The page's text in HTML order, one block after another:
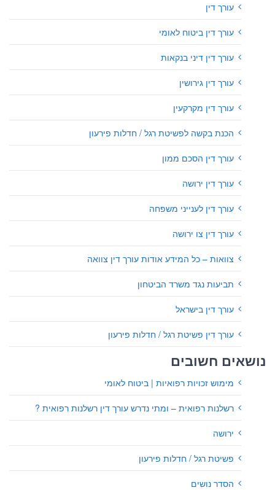
עורך דין
עורך דין ביטוח לאומי
עורך דין דיני בנקאות
עורך דין גירושין
עורך דין מקרקעין
הכנת בקשה לפשיטת רגל / חדלות פירעון
עורך דין הסכם ממון
עורך דין ירושה
עורך דין לענייני משפחה
עורך דין צו ירושה
צוואות – כל המידע אודות עורך דין צוואה
תביעות נגד משרד הביטחון
עורך דין בישראל
עורך דין פשיטת רגל / חדלות פירעון
נושאים חשובים
מימוש זכויות רפואיות | ביטוח לאומי
רשלנות רפואית – ומתי נדרש עורך דין רשלנות רפואית ?
ירושה
פשיטת רגל / חדלות פירעון
הסדר נושים